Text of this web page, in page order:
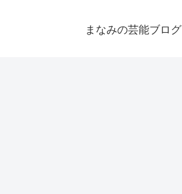
まなみの芸能ブログ